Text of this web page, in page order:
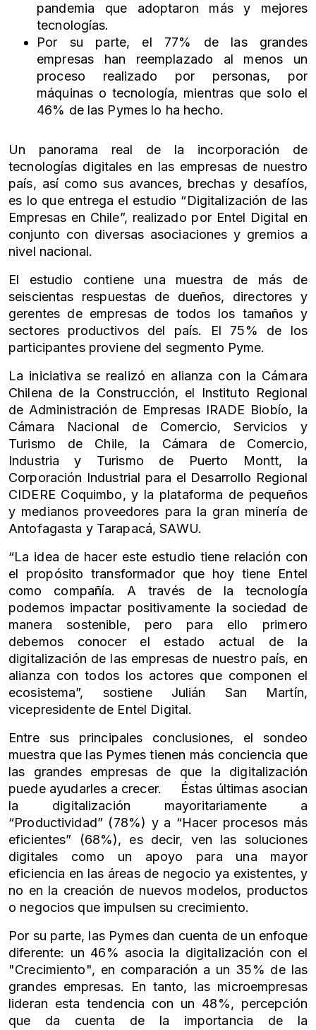
pandemia que adoptaron más y mejores
tecnologías.
Por su parte, el 77% de las grandes
empresas han reemplazado al menos un
proceso realizado por personas, por
máquinas o tecnología, mientras que solo el
46% de las Pymes lo ha hecho.
Un panorama real de la incorporación de
tecnologías digitales en las empresas de nuestro
país, así como sus avances, brechas y desafíos,
es lo que entrega el estudio “Digitalización de las
Empresas en Chile”, realizado por Entel Digital en
conjunto con diversas asociaciones y gremios a
nivel nacional.
El estudio contiene una muestra de más de
seiscientas respuestas de dueños, directores y
gerentes de empresas de todos los tamaños y
sectores productivos del país. El 75% de los
participantes proviene del segmento Pyme.
La iniciativa se realizó en alianza con la Cámara
Chilena de la Construcción, el Instituto Regional
de Administración de Empresas IRADE Biobío, la
Cámara Nacional de Comercio, Servicios y
Turismo de Chile, la Cámara de Comercio,
Industria y Turismo de Puerto Montt, la
Corporación Industrial para el Desarrollo Regional
CIDERE Coquimbo, y la plataforma de pequeños
y medianos proveedores para la gran minería de
Antofagasta y Tarapacá, SAWU.
“La idea de hacer este estudio tiene relación con
el propósito transformador que hoy tiene Entel
como compañía. A través de la tecnología
podemos impactar positivamente la sociedad de
manera sostenible, pero para ello primero
debemos conocer el estado actual de la
digitalización de las empresas de nuestro país, en
alianza con todos los actores que componen el
ecosistema”, sostiene Julián San Martín,
vicepresidente de Entel Digital.
Entre sus principales conclusiones, el sondeo
muestra que las Pymes tienen más conciencia que
las grandes empresas de que la digitalización
puede ayudarles a crecer. Éstas últimas asocian
la digitalización mayoritariamente a
“Productividad” (78%) y a “Hacer procesos más
eficientes” (68%), es decir, ven las soluciones
digitales como un apoyo para una mayor
eficiencia en las áreas de negocio ya existentes, y
no en la creación de nuevos modelos, productos
o negocios que impulsen su crecimiento.
Por su parte, las Pymes dan cuenta de un enfoque
diferente: un 46% asocia la digitalización con el
"Crecimiento", en comparación a un 35% de las
grandes empresas. En tanto, las microempresas
lideran esta tendencia con un 48%, percepción
que da cuenta de la importancia de la